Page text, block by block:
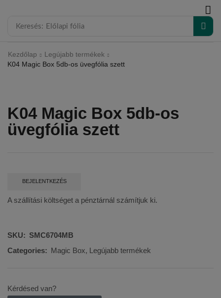
Keresés: Előlapi fólia
Kezdőlap
Legújabb termékek
K04 Magic Box 5db-os üvegfólia szett
K04 Magic Box 5db-os
üvegfólia szett
BEJELENTKEZÉS
A szállítási költséget a pénztárnál számítjuk ki.
SKU: SMC6704MB
Categories: Magic Box, Legújabb termékek
Kérdésed van?